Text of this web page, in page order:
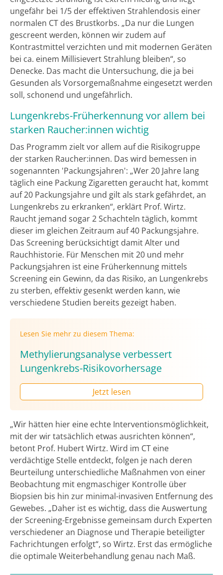
ungefähr bei 1/5 der effektiven Strahlendosis einer
normalen CT des Brustkorbs. „Da nur die Lungen
gescreent werden, können wir zudem auf
Kontrastmittel verzichten und mit modernen Geräten
bei ca. einem Millisievert Strahlung bleiben“, so
Denecke. Das macht die Untersuchung, die ja bei
Gesunden als Vorsorgemaßnahme eingesetzt werden
soll, schonend und ungefährlich.
Lungenkrebs-Früherkennung vor allem bei
starken Raucher:innen wichtig
Das Programm zielt vor allem auf die Risikogruppe
der starken Raucher:innen. Das wird bemessen in
sogenannten 'Packungsjahren': „Wer 20 Jahre lang
täglich eine Packung Zigaretten geraucht hat, kommt
auf 20 Packungsjahre und gilt als stark gefährdet, an
Lungenkrebs zu erkranken“, erklärt Prof. Wirtz.
Raucht jemand sogar 2 Schachteln täglich, kommt
dieser im gleichen Zeitraum auf 40 Packungsjahre.
Das Screening berücksichtigt damit Alter und
Rauchhistorie. Für Menschen mit 20 und mehr
Packungsjahren ist eine Früherkennung mittels
Screening ein Gewinn, da das Risiko, an Lungenkrebs
zu sterben, effektiv gesenkt werden kann, wie
verschiedene Studien bereits gezeigt haben.
Lesen Sie mehr zu diesem Thema:
Methylierungsanalyse verbessert
Lungenkrebs-Risikovorhersage
Jetzt lesen
„Wir hätten hier eine echte Interventionsmöglichkeit,
mit der wir tatsächlich etwas ausrichten können“,
betont Prof. Hubert Wirtz. Wird im CT eine
verdächtige Stelle entdeckt, folgen je nach deren
Beurteilung unterschiedliche Maßnahmen von einer
Beobachtung mit engmaschiger Kontrolle über
Biopsien bis hin zur minimal-invasiven Entfernung des
Gewebes. „Daher ist es wichtig, dass die Auswertung
der Screening-Ergebnisse gemeinsam durch Experten
verschiedener an Diagnose und Therapie beteiligter
Fachrichtungen erfolgt“, so Wirtz. Erst das ermögliche
die optimale Weiterbehandlung genau nach Maß.